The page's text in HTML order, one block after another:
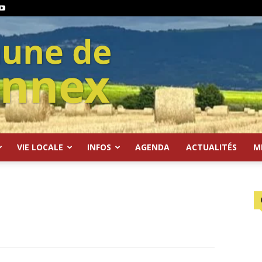
VIE LOCALE INFOS AGENDA ACTUALITÉS